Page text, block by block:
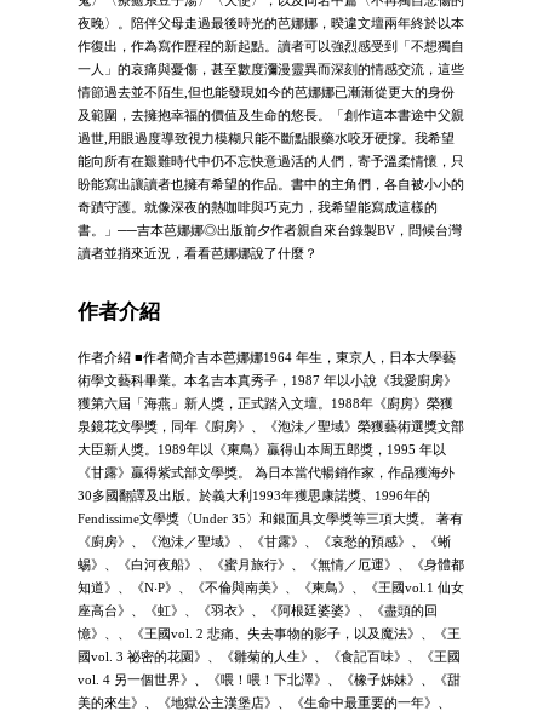
夜晚〉。陪伴父母走過最後時光的芭娜娜，暌違文壇兩年終於以本
作復出，作為寫作歷程的新起點。讀者可以強烈感受到「不想獨自
一人」的哀痛與憂傷，甚至數度瀰漫靈異而深刻的情感交流，這些
情節過去並不陌生,但也能發現如今的芭娜娜已漸漸從更大的身份
及範圍，去擁抱幸福的價值及生命的悠長。「創作這本書途中父親
過世,用眼過度導致視力模糊只能不斷點眼藥水咬牙硬撐。我希望
能向所有在艱難時代中仍不忘快意過活的人們，寄予溫柔情懷，只
盼能寫出讓讀者也擁有希望的作品。書中的主角們，各自被小小的
奇蹟守護。就像深夜的熱咖啡與巧克力，我希望能寫成這樣的
書。」──吉本芭娜娜◎出版前夕作者親自來台錄製BV，問候台灣
讀者並捎來近況，看看芭娜娜說了什麼？
作者介紹
作者介紹 ■作者簡介吉本芭娜娜1964 年生，東京人，日本大學藝
術學文藝科畢業。本名吉本真秀子，1987 年以小說《我愛廚房》
獲第六屆「海燕」新人獎，正式踏入文壇。1988年《廚房》榮獲
泉鏡花文學獎，同年《廚房》、《泡沬／聖域》榮獲藝術選獎文部
大臣新人獎。1989年以《柬鳥》贏得山本周五郎獎，1995 年以
《甘露》贏得紫式部文學獎。 為日本當代暢銷作家，作品獲海外
30多國翻譯及出版。於義大利1993年獲思康諾獎、1996年的
Fendissime文學獎〈Under 35〉和銀面具文學獎等三項大獎。 著有
《廚房》、《泡沬／聖域》、《甘露》、《哀愁的預感》、《蜥
蜴》、《白河夜船》、《蜜月旅行》、《無情／厄運》、《身體都
知道》、《N‧P》、《不倫與南美》、《柬鳥》、《王國vol.1 仙女
座高台》、《虹》、《羽衣》、《阿根廷婆婆》、《盡頭的回
憶》、、《王國vol. 2 悲痛、失去事物的影子，以及魔法》、《王
國vol. 3 祕密的花園》、《雛菊的人生》、《食記百味》、《王國
vol. 4 另一個世界》、《喂！喂！下北澤》、《橡子姊妹》、《甜
美的來生》、《地獄公主漢堡店》、《生命中最重要的一年》、